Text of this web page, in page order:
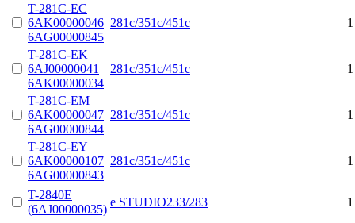
T-281C-EC
6AK00000046
6AG00000845
281c/351c/451c
T-281C-EK
6AJ00000041
6AK00000034
281c/351c/451c
T-281C-EM
6AK00000047
6AG00000844
281c/351c/451c
T-281C-EY
6AK00000107
6AG00000843
281c/351c/451c
T-2840E
(6AJ00000035)
e STUDIO233/283